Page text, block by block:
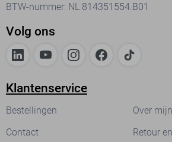
BTW-nummer: NL 814351554.B01
Volg ons
Klantenservice
Bestellingen
Over
Contact
Retour